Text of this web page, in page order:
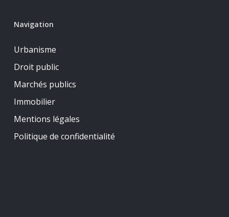
Navigation
Urbanisme
Droit public
Marchés publics
Immobilier
Mentions légales
Politique de confidentialité